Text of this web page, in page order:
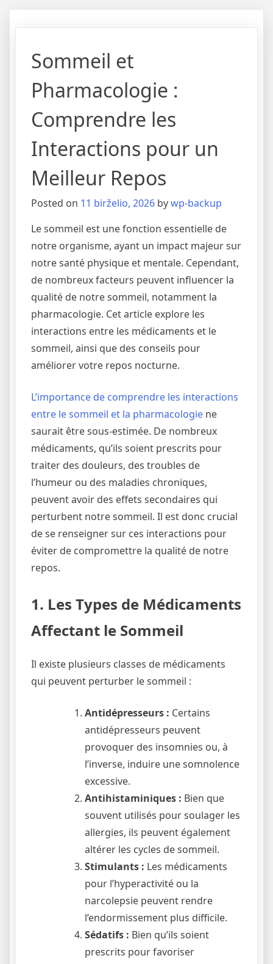
Sommeil et
Pharmacologie :
Comprendre les
Interactions pour un
Meilleur Repos
Posted on 11 birželio, 2026 bywp-backup
Le sommeil est une fonction essentielle de
notre organisme, ayant un impact majeur sur
notre santé physique et mentale. Cependant,
de nombreux facteurs peuvent influencer la
qualité de notre sommeil, notamment la
pharmacologie. Cet article explore les
interactions entre les médicaments et le
sommeil, ainsi que des conseils pour
améliorer votre repos nocturne.
L’importance de comprendre les interactions
entre le sommeil et la pharmacologie ne
saurait être sous-estimée. De nombreux
médicaments, qu’ils soient prescrits pour
traiter des douleurs, des troubles de
l’humeur ou des maladies chroniques,
peuvent avoir des effets secondaires qui
perturbent notre sommeil. Il est donc crucial
de se renseigner sur ces interactions pour
éviter de compromettre la qualité de notre
repos.
1. Les Types de Médicaments
Affectant le Sommeil
Il existe plusieurs classes de médicaments
qui peuvent perturber le sommeil :
Antidépresseurs : Certains
antidépresseurs peuvent
provoquer des insomnies ou, à
l’inverse, induire une somnolence
excessive.
Antihistaminiques : Bien que
souvent utilisés pour soulager les
allergies, ils peuvent également
altérer les cycles de sommeil.
Stimulants : Les médicaments
pour l’hyperactivité ou la
narcolepsie peuvent rendre
l’endormissement plus difficile.
Sédatifs : Bien qu’ils soient
prescrits pour favoriser